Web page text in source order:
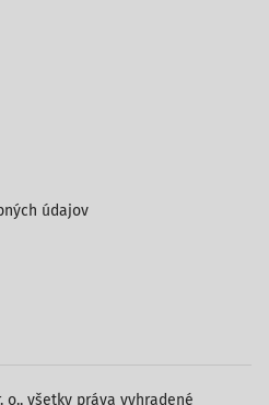
o., všetky práva vyhradené
údajov